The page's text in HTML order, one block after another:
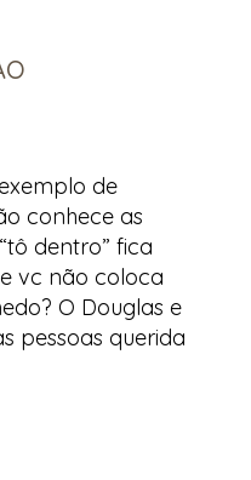
de
conhece as
dentro” fica
vc não coloca
O Douglas e
pessoas querida